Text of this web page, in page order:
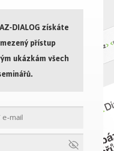
DIALOG získáte
přístup
ukázkám všech